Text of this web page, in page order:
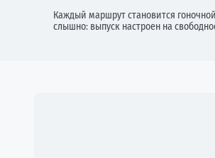
Каждый маршрут становится
слышно: выпуск настроен на